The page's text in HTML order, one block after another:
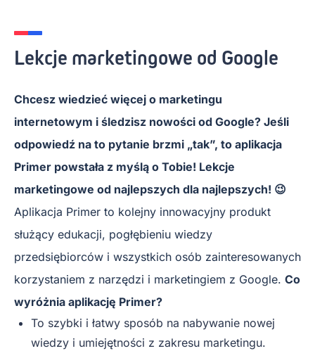
Lekcje marketingowe od Google
Chcesz wiedzieć więcej o marketingu
internetowym i śledzisz nowości od Google? Jeśli
odpowiedź na to pytanie brzmi „tak”, to aplikacja
Primer powstała z myślą o Tobie! Lekcje
marketingowe od najlepszych dla najlepszych! 😉
Aplikacja Primer to kolejny innowacyjny produkt
służący edukacji, pogłębieniu wiedzy
przedsiębiorców i wszystkich osób zainteresowanych
korzystaniem z narzędzi i marketingiem z Google. Co
wyróżnia aplikację Primer?
To szybki i łatwy sposób na nabywanie nowej
wiedzy i umiejętności z zakresu marketingu.